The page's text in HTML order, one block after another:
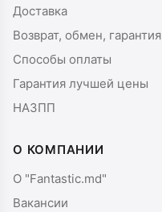
Доставка
Возврат, обмен, гарантия
Способы оплаты
Гарантия лучшей цены
НАЗПП
О КОМПАНИИ
О "Fantastic.md"
Вакансии